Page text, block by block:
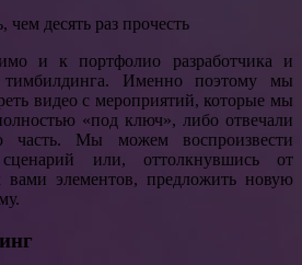
десять раз прочесть
и к портфолио разработчика и
тимбилдинга. Именно поэтому мы
видео с мероприятий, которые мы
«под ключ», либо отвечали
часть. Мы можем воспроизвести
или, оттолкнувшись от
вами элементов, предложить новую